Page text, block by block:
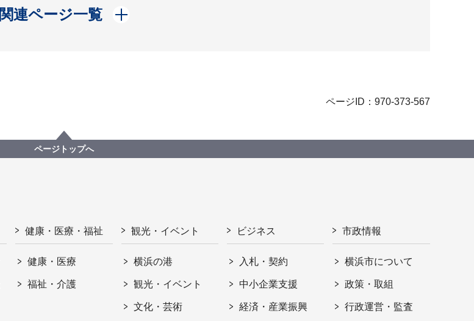
関連ページ一覧
開く
ページID：970-373-567
ページトップへ
健康・医療・福祉
健康・医療
福祉・介護
観光・イベント
横浜の港
観光・イベント
文化・芸術
ビジネス
入札・契約
中小企業支援
経済・産業振興
市政情報
横浜市について
政策・取組
行政運営・監査